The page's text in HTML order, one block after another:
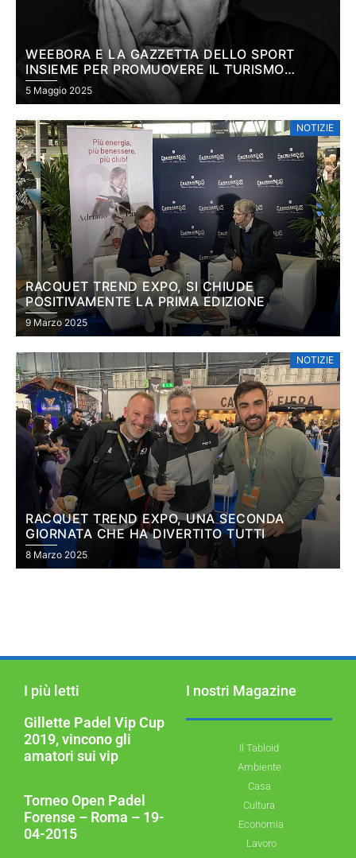
WEEBORA E LA GAZZETTA DELLO SPORT
INSIEME PER PROMUOVERE IL TURISMO
SPORTIVO NEL PADEL
5 Maggio 2025
NOTIZIE
RACQUET TREND EXPO, SI CHIUDE
POSITIVAMENTE LA PRIMA EDIZIONE
9 Marzo 2025
NOTIZIE
RACQUET TREND EXPO, UNA SECONDA
GIORNATA CHE HA DIVERTITO TUTTI
8 Marzo 2025
I più letti
Gillette Padel Vip Cup
2019, vincono gli
amatori sui vip
Torneo Open Padel
Forense – Roma – 19-
04-2015
I nostri Magazine
Il Tabloid
Ambiente
Casa
Cultura
Economia
Lavoro